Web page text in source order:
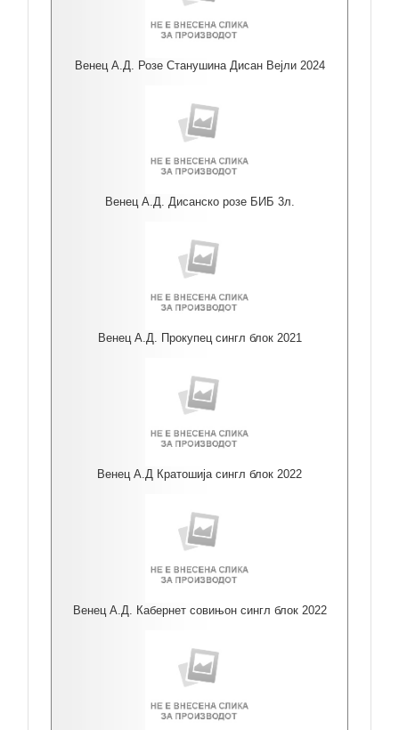
Венец А.Д. Розе Станушина Дисан Вејли 2024
Венец А.Д. Дисанско розе БИБ 3л.
Венец А.Д. Прокупец сингл блок 2021
Венец А.Д Кратошија сингл блок 2022
Венец А.Д. Кабернет совињон сингл блок 2022